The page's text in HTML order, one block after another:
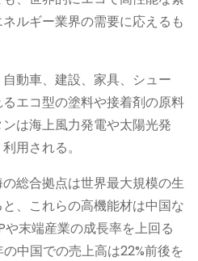
ルギー業界の需要に応えるも
動車、建設、家具、シュー
エコ型の塗料や接着剤の原料
は海上風力発電や太陽光発
用される。
総合拠点は世界最大規模の生
、これらの高機能材は中国な
末端産業の成長率を上回る
中国での売上高は22%前後を